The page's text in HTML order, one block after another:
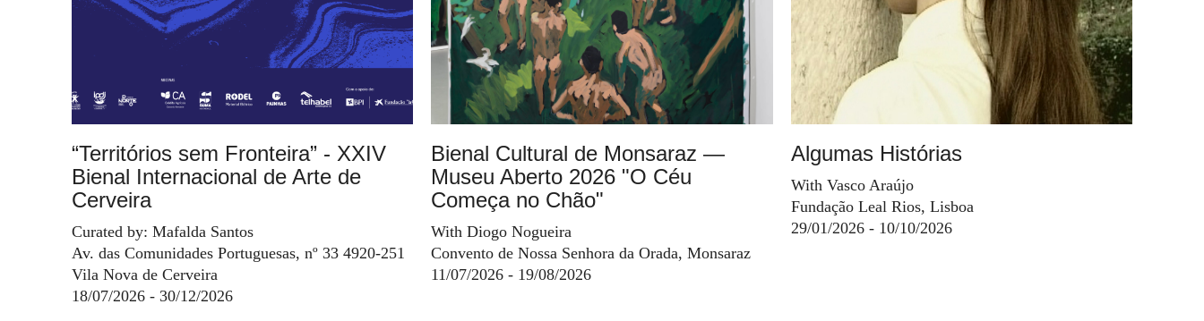
“Territórios sem Fronteira” - XXIV
Bienal Internacional de Arte de
Cerveira
Curated by: Mafalda Santos
Av. das Comunidades Portuguesas, nº 33 4920-251
Vila Nova de Cerveira
18/07/2026 - 30/12/2026
Bienal Cultural de Monsaraz —
Museu Aberto 2026 "O Céu
Começa no Chão"
With Diogo Nogueira
Convento de Nossa Senhora da Orada, Monsaraz
11/07/2026 - 19/08/2026
Algumas Histórias
With Vasco Araújo
Fundação Leal Rios, Lisboa
29/01/2026 - 10/10/2026